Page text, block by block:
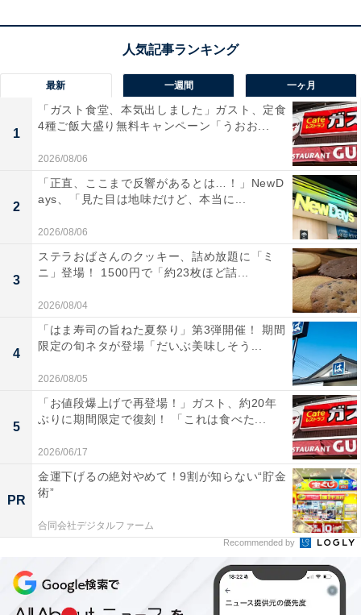
「カエシ」とは「タレ」のこと！元々は蕎麦用
語？
カエシとは、簡単に言えば「タレ」のことです。
元々は蕎麦（そば）用語で、「煮かえし」が縮まって
「かえし」になったと言われています。蕎麦の場合、し
ょうゆに味醂（みりん）、砂糖などを加えて寝かせた調
味料である「かえし」に、出汁（スープ）を加えて「そ
ばつゆ」ができあがります。ラーメンも同様に、しょう
ゆをベースに作り上げたタレのことをカエシと呼んでお
り、これに出汁（スープのベース）と香味油を混ぜてス
ープができあがります。
「カエシ」と呼ばれるのは主にしょうゆ味の場合で、塩
ダレやみそダレの場合はあまり「カエシ」とは呼びませ
ん。これは、「カエシ」という言葉が蕎麦由来なためで
す。また、塩ダレや味噌（みそ）ダレと同様、しょうゆ
味の場合もカエシではなくしょうゆダレと呼ぶことがあ
りますし、簡単に「タレ」と呼んでしまうこともありま
す。
最新 一週間 一ヶ月
1
「ガスト食堂、本気出しました」ガスト、定食
4種ご飯大盛り無料キャンペーン「うおお...
2026/08/06
2
「正直、ここまで反響があるとは…！」NewD
ays、「見た目は地味だけど、本当に...
2026/08/06
3
ステラおばさんのクッキー、詰め放題に「ミ
ニ」登場！ 1500円で「約23枚ほど詰...
2026/08/04
4
「はま寿司の旨ねた夏祭り」第3弾開催！ 期間
限定の旬ネタが登場「だいぶ美味しそう...
2026/08/05
5
「お値段爆上げで再登場！」ガスト、約20年
ぶりに期間限定で復刻！ 「これは食べた...
2026/06/17
PR
金運下げるの絶対やめて！9割が知らない“貯金
術”
合同会社デジタルファーム
Recommended by